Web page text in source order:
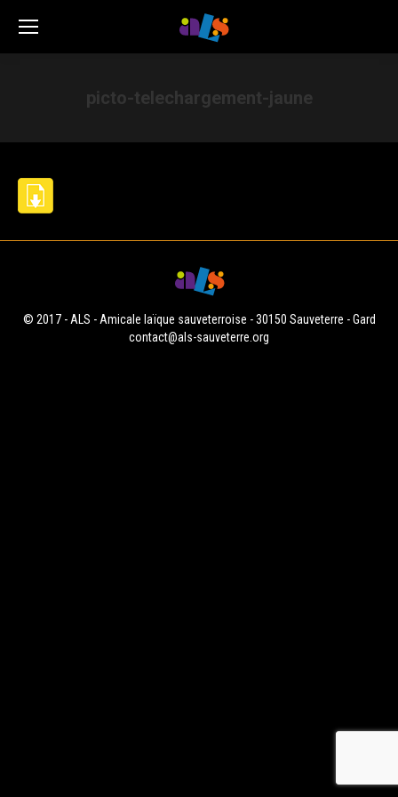
picto-telechargement-jaune
© 2017 - ALS - Amicale laïque sauveterroise - 30150 Sauveterre - Gard
contact@als-sauveterre.org